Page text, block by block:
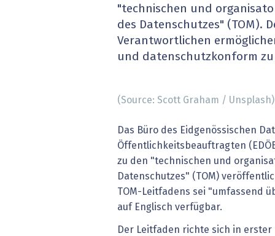
EU-
XaaS,
» alle
"technischen und
des Datenschutzes" (TOM).
Verantwortlichen
und datenschutzkonform
(Source: Scott Graham / Unsplash)
Das Büro des Eidgenössischen
Öffentlichkeitsbeauftragten
zu den "technischen und
Datenschutzes" (TOM)
TOM-Leitfadens sei "umfassend
auf Englisch verfügbar.
Der Leitfaden richte sich in